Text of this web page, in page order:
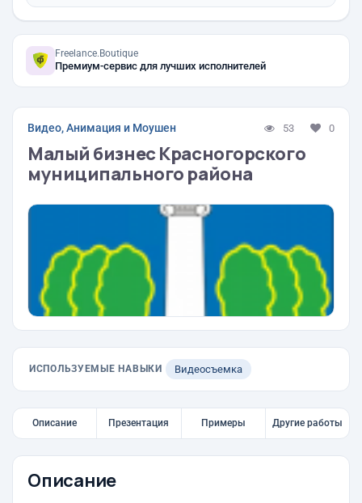
Freelance.Boutique
Премиум-сервис для лучших исполнителей
Видео, Анимация и Моушен 53 0
Малый бизнес Красногорского
муниципального района
ИСПОЛЬЗУЕМЫЕ НАВЫКИ Видеосъемка
Описание Презентация Примеры Другие работы
Описание